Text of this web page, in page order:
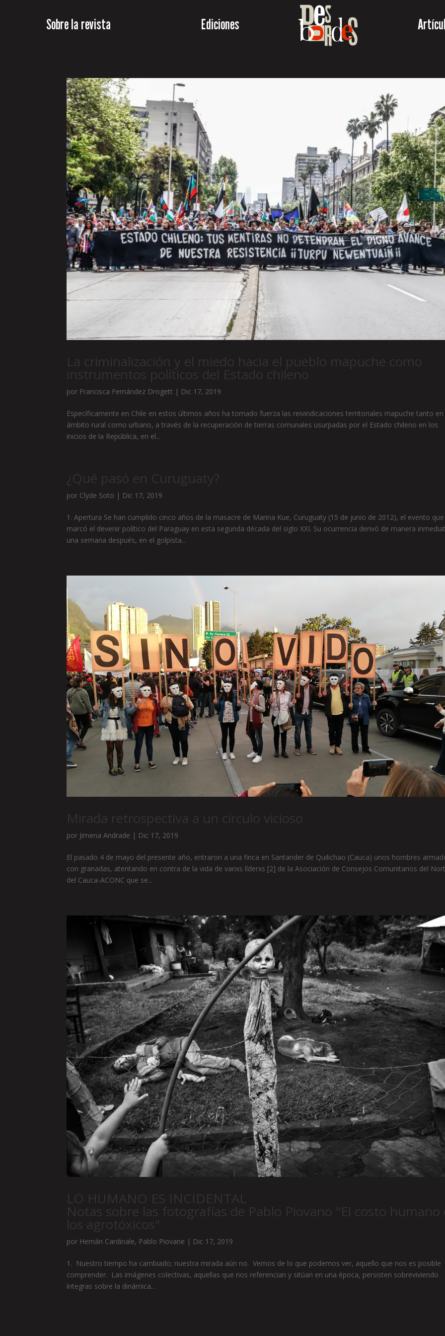
Sobre la revista Ediciones
La criminalización y el miedo hacia el pueblo mapuche como
instrumentos políticos del Estado chileno
por Francisca Fernández Drogett | Dic 17, 2019
Específicamente en Chile en estos últimos años ha tomado fuerza las reivindicaciones territoriales mapuche tanto
ámbito rural como urbano, a través de la recuperación de tierras comunales usurpadas por el Estado chileno en los
inicios de la República, en el...
¿Qué pasó en Curuguaty?
por Clyde Soto | Dic 17, 2019
1. Apertura Se han cumplido cinco años de la masacre de Marina Kue, Curuguaty (15 de junio de 2012), el evento que
marcó el devenir político del Paraguay en esta segunda década del siglo XXI. Su ocurrencia derivó de manera
una semana después, en el golpista...
Mirada retrospectiva a un círculo vicioso
por Jimena Andrade | Dic 17, 2019
El pasado 4 de mayo del presente año, entraron a una finca en Santander de Quilichao (Cauca) unos hombres
con granadas, atentando en contra de la vida de varixs líderxs [2] de la Asociación de Consejos Comunitarios del
del Cauca-ACONC que se...
LO HUMANO ES INCIDENTAL
Notas sobre las fotografías de Pablo Piovano "El costo humano
los agrotóxicos"
por Hernán Cardinale, Pablo Piovane | Dic 17, 2019
1. Nuestro tiempo ha cambiado; nuestra mirada aún no. Vemos de lo que podemos ver, aquello que nos es posible
comprender. Las imágenes colectivas, aquellas que nos referencian y sitúan en una época, persisten sobreviviendo
íntegras sobre la dinámica...